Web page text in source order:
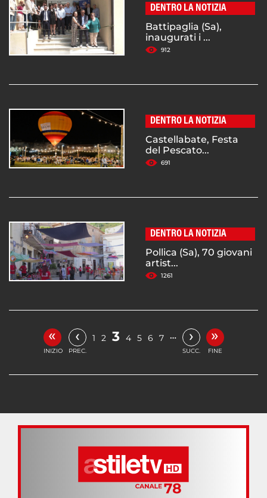
DENTRO LA NOTIZIA
Battipaglia (Sa),
inaugurati i ...
912
DENTRO LA NOTIZIA
Castellabate, Festa
del Pescato...
691
DENTRO LA NOTIZIA
Pollica (Sa), 70 giovani
artist...
1261
«
INIZIO
‹
PREC.
1 2 3 4 5 6 7 … ›
SUCC.
»
FINE